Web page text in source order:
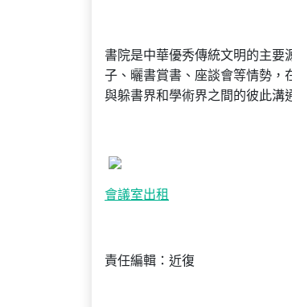
書院是中華優秀傳統文明的主要
子、曬書賞書、座談會等情勢，
與躲書界和學術界之間的彼此溝
會議室出租
責任編輯：近復